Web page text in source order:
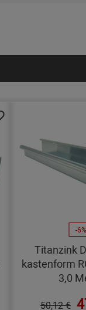
-6%
Titanzink
kastenform
3,0
50,12 €